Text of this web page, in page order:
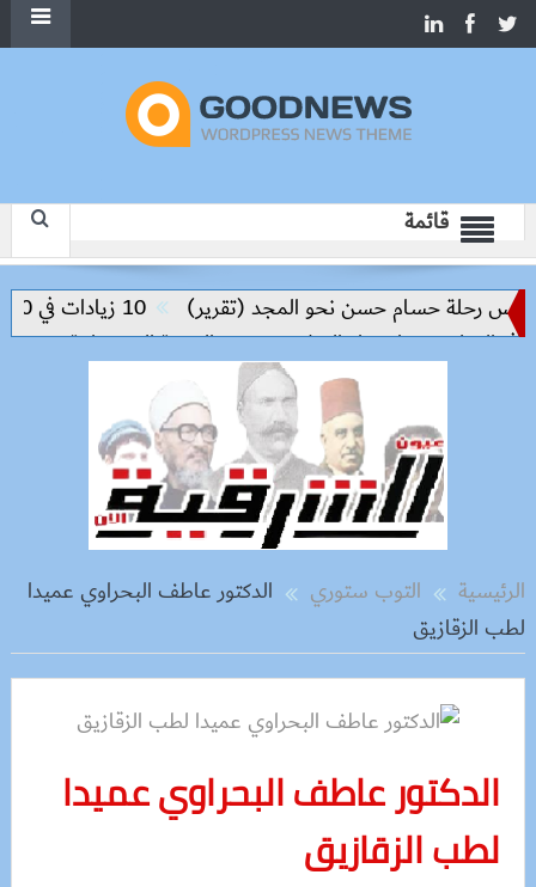
قائمة
رحلة حسام حسن نحو المجد (تقرير)
10 زيادات في 10 سنوات.. هل حان الوقت لرفع دعم البنزين نهائيا؟
مفتاح بناء السلام وتحقيق التنمية المستدامة
الرئيسية التوب ستوري
الدكتور عاطف البحراوي عميدا
لطب الزقازيق
الدكتور عاطف البحراوي عميدا
لطب الزقازيق